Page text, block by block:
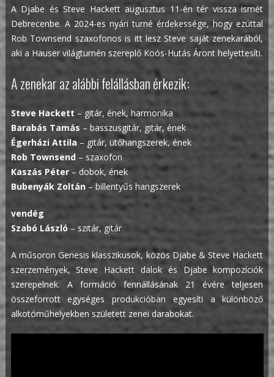
A Djabe és Steve Hackett augusztus 11-én tér vissza ismét
Debrecenbe. A 2024-es nyári turné érdekessége, hogy ezúttal
Rob Townsend szaxofonos is itt lesz Steve saját zenekarából,
aki a Hauser világturnén szereplő Koós-Hutás Áront helyettesíti.
A zenekar az alábbi felállásban érkezik:
Steve Hackett – gitár, ének, harmonika
Barabás Tamás – basszusgitár, gitár, ének
Égerházi Attila– gitár, ütőhangszerek, ének
Rob Townsend– szaxofon
Kaszás Péter– dobok, ének
Bubenyák Zoltán– billentyűs hangszerek
vendég
Szabó László – szitár, gitár
A műsoron Genesis klasszikusok, közös Djabe & Steve Hackett
szerzemények, Steve Hackett dalok és Djabe kompozíciók
szerepelnek. A formáció fennállásának 21 évére teljesen
összeforrott egységes produkcióban egyesíti a különböző
alkotóműhelyekben született zenei darabokat.